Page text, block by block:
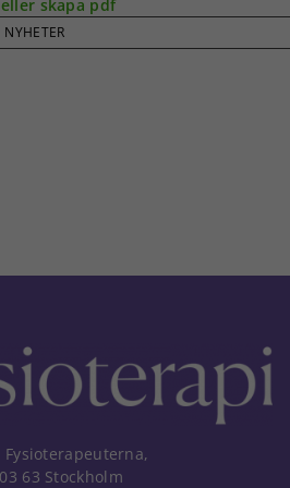
skapa pdf
NYHETER
Fysioterapeuterna,
63 Stockholm